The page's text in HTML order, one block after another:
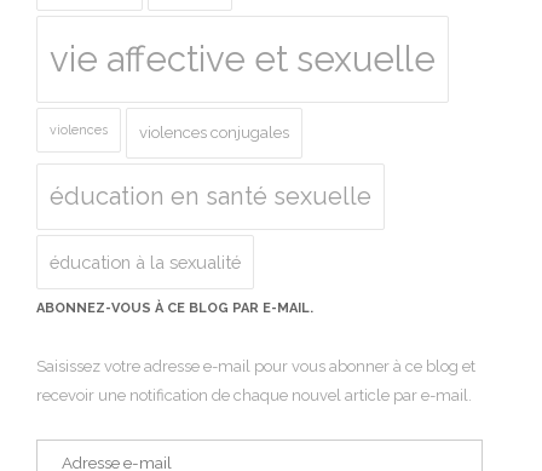
vie affective et sexuelle
violences violences conjugales
éducation en santé sexuelle
éducation à la sexualité
ABONNEZ-VOUS À CE BLOG PAR E-MAIL.
Saisissez votre adresse e-mail pour vous abonner à ce blog et
recevoir une notification de chaque nouvel article par e-mail.
Adresse